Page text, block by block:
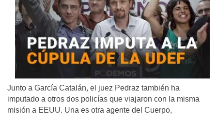
Junto a García Catalán, el juez Pedraz también ha
imputado a otros dos policías que viajaron con la misma
misión a EEUU. Una es otra agente del Cuerpo,